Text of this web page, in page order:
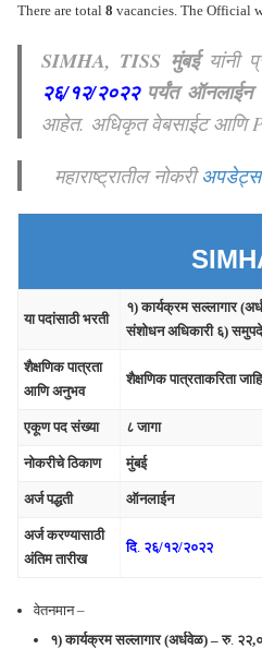
There are total 8 vacancies. The Official
SIMHA, TISS मुंबई यांनी
२६/१२/२०२२पर्यंत ऑनलाईन
आहेत. अधिकृत वेबसाईट आणि
महाराष्ट्रातील नोकरी
या पदांसाठी भरती
१) कार्यक्रम सल्लागार
संशोधन अधिकारी ६)
शैक्षणिक पात्रता
आणि अनुभव
शैक्षणिक पात्रताकरिता
एकूण पद संख्या ८ जागा
नोकरीचे ठिकाण मुंबई
अर्ज पद्धती ऑनलाईन
अर्ज करण्यासाठी
अंतिम तारीख
दि. २६/१२/२०२२
वेतनमान –
१) कार्यक्रम सल्लागार (अर्धवेळ) – रु.